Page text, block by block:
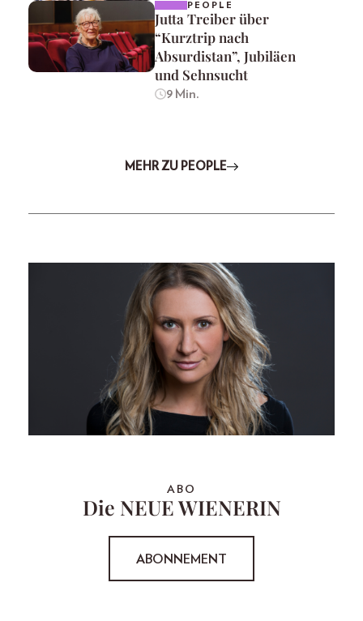
PEOPLE
Jutta Treiber über
“Kurztrip nach
Absurdistan”, Jubiläen
und Sehnsucht
9 Min.
MEHR ZU PEOPLE
ABO
Die NEUE WIENERIN
ABONNEMENT